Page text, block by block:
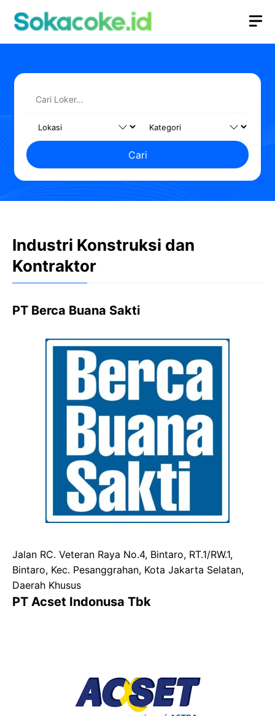
Cari
Industri Konstruksi dan
Kontraktor
PT Berca Buana Sakti
Jalan RC. Veteran Raya No.4, Bintaro, RT.1/RW.1,
Bintaro, Kec. Pesanggrahan, Kota Jakarta Selatan,
Daerah Khusus
PT Acset Indonusa Tbk